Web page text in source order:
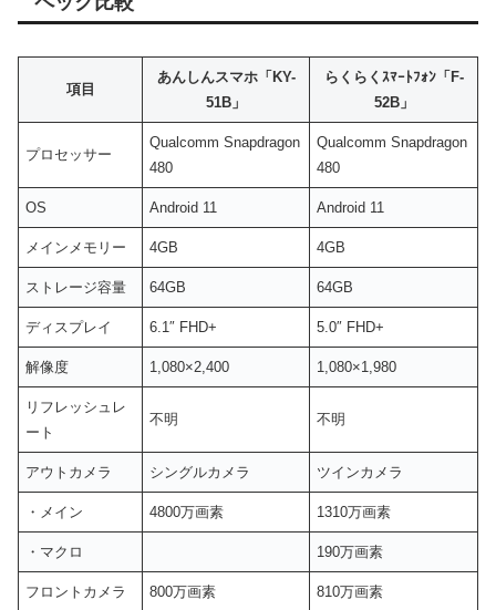
項目
あんしんスマホ「KY-
51B」
らくらくｽﾏｰﾄﾌｫﾝ「F-
52B」
プロセッサー
Qualcomm Snapdragon
480
Qualcomm Snapdragon
480
OS Android 11 Android 11
メインメモリー 4GB 4GB
ストレージ容量 64GB 64GB
ディスプレイ 6.1″ FHD+ 5.0″ FHD+
解像度 1,080×2,400 1,080×1,980
リフレッシュレ
ート
不明 不明
アウトカメラ シングルカメラ ツインカメラ
・メイン 4800万画素 1310万画素
・マクロ 190万画素
フロントカメラ 800万画素 810万画素